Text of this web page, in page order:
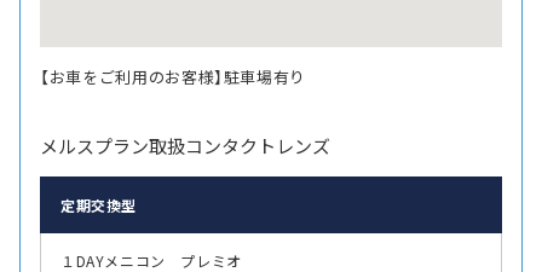
【お車をご利用のお客様】駐車場有り
メルスプラン取扱コンタクトレンズ
定期交換型
１DAYメニコン プレミオ